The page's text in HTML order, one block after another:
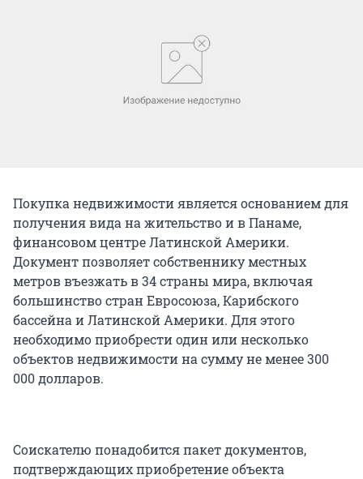
Покупка недвижимости является основанием для
получения вида на жительство и в Панаме,
финансовом центре Латинской Америки.
Документ позволяет собственнику местных
метров въезжать в 34 страны мира, включая
большинство стран Евросоюза, Карибского
бассейна и Латинской Америки. Для этого
необходимо приобрести один или несколько
объектов недвижимости на сумму не менее 300
000 долларов.
Соискателю понадобится пакет документов,
подтверждающих приобретение объекта